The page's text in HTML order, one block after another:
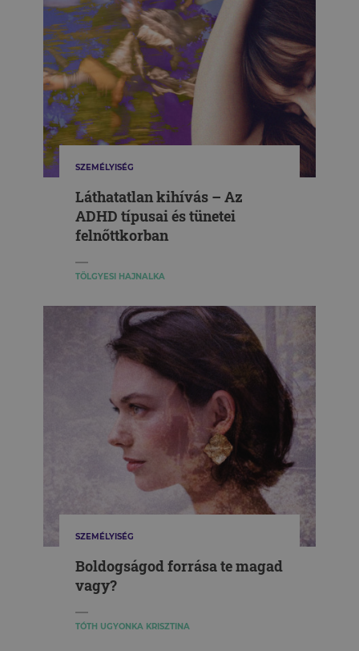
SZEMÉLYISÉG
Láthatatlan kihívás – Az
ADHD típusai és tünetei
felnőttkorban
TÖLGYESI HAJNALKA
SZEMÉLYISÉG
Boldogságod forrása te magad
vagy?
TÓTH UGYONKA KRISZTINA